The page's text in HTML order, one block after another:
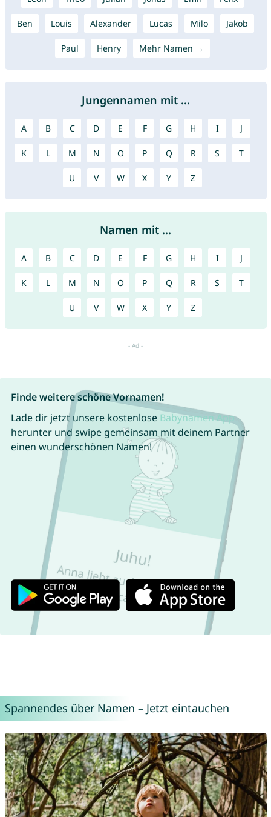
Ben Louis Alexander Lucas Milo Jakob
Paul Henry Mehr Namen →
Jungennamen mit ...
A B C D E F G H I J
K L M N O P Q R S T
U V W X Y Z
Namen mit ...
A B C D E F G H I J
K L M N O P Q R S T
U V W X Y Z
Finde weitere schöne Vornamen!
Lade dir jetzt unsere kostenlose Babynamen App
herunter und swipe gemeinsam mit deinem Partner
einen wunderschönen Namen!
Spannendes über Namen – Jetzt eintauchen